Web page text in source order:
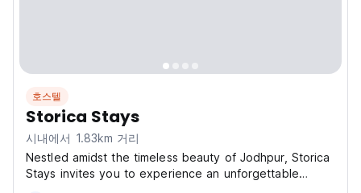
호스텔
Storica Stays
시내에서 1.83km 거리
Nestled amidst the timeless beauty of Jodhpur, Storica
Stays invites you to experience an unforgettable